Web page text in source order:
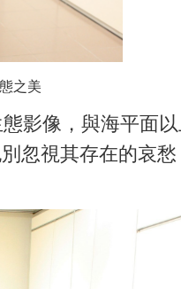
之美
影像，與海平面
忽視其存在的哀